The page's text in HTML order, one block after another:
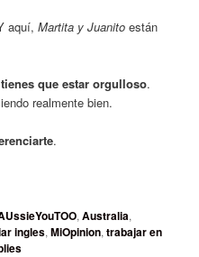
aquí,Martita y Juanitoestán
que estar orgulloso.
realmente bien.
.
,Australia,
ingles,MiOpinion,trabajar en